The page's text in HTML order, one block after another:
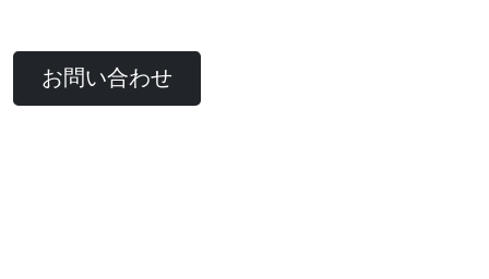
お問い合わせ